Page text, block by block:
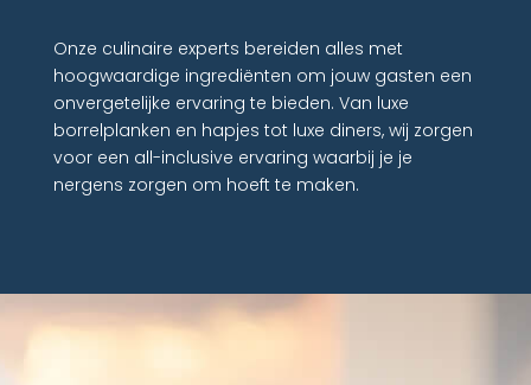
Onze culinaire experts bereiden alles met
hoogwaardige ingrediënten om jouw gasten een
onvergetelijke ervaring te bieden. Van luxe
borrelplanken en hapjes tot luxe diners, wij zorgen
voor een all-inclusive ervaring waarbij je je
nergens zorgen om hoeft te maken.